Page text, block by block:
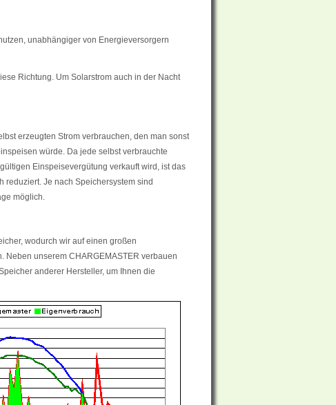
unabhängiger von Energieversorgern
Richtung. Um Solarstrom auch in der Nacht
erzeugten Strom verbrauchen, den man sonst
würde. Da jede selbst verbrauchte
Einspeisevergütung verkauft wird, ist das
reduziert. Je nach Speichersystem sind
möglich.
wodurch wir auf einen großen
Neben unserem CHARGEMASTER verbauen
anderer Hersteller, um Ihnen die